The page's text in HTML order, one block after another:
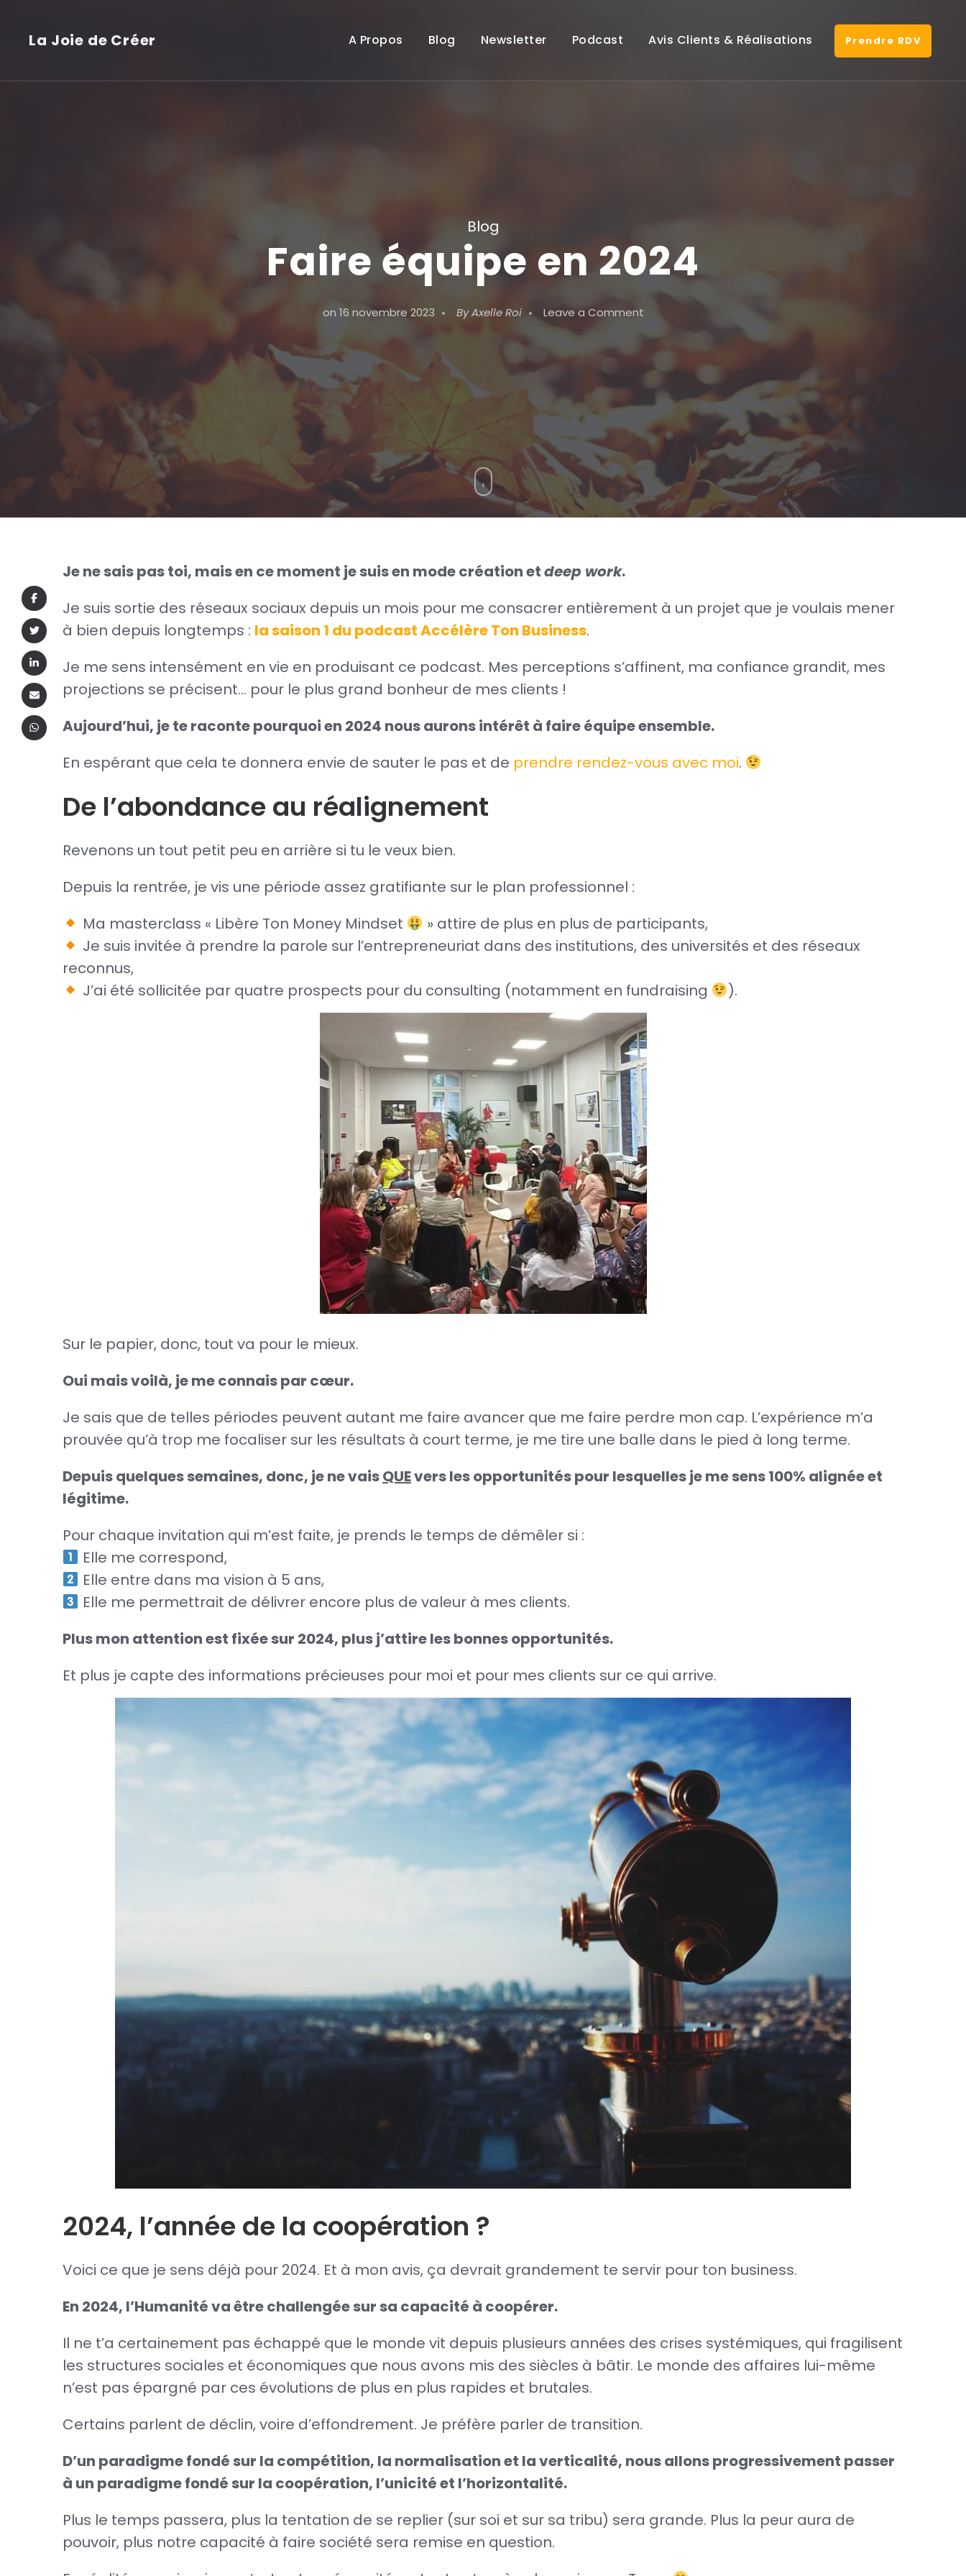
La Joie de Créer A Propos Blog Newsletter Podcast Avis Clients & Réalisations Prendre RDV
Blog
Faire équipe en 2024
on 16 novembre 2023 ByAxelle Roi Leave a Commenton
Faire
2024
Je ne sais pas toi, mais en ce moment je suis en mode création etdeep work.
Je suis sortie des réseaux sociaux depuis un mois pour me consacrer entièrement à un projet que je voulais mener
à bien depuis longtemps : la saison 1 du podcast Accélère Ton Business.
Je me sens intensément en vie en produisant ce podcast. Mes perceptions s’affinent, ma confiance grandit, mes
projections se précisent… pour le plus grand bonheur de mes clients !
Aujourd’hui, je te raconte pourquoi en 2024 nous aurons intérêt à faire équipe ensemble.
En espérant que cela te donnera envie de sauter le pas et de prendre rendez-vous avec moi.
De l’abondance au réalignement
Revenons un tout petit peu en arrière si tu le veux bien.
Depuis la rentrée, je vis une période assez gratifiante sur le plan professionnel :
Ma masterclass « Libère Ton Money Mindset
» attire de plus en plus de participants,
Je suis invitée à prendre la parole sur l’entrepreneuriat dans des institutions, des universités et des réseaux
reconnus,
J’ai été sollicitée par quatre prospects pour du consulting (notamment en fundraising
).
Sur le papier, donc, tout va pour le mieux.
Oui mais voilà, je me connais par cœur.
Je sais que de telles périodes peuvent autant me faire avancer que me faire perdre mon cap. L’expérience m’a
prouvée qu’à trop me focaliser sur les résultats à court terme, je me tire une balle dans le pied à long terme.
Depuis quelques semaines, donc, je ne vaisQUEvers les opportunités pour lesquelles je me sens 100% alignée et
légitime.
Pour chaque invitation qui m’est faite, je prends le temps de démêler si :
Elle me correspond,
Elle entre dans ma vision à 5 ans,
Elle me permettrait de délivrer encore plus de valeur à mes clients.
Plus mon attention est fixée sur 2024, plus j’attire les bonnes opportunités.
Et plus je capte des informations précieuses pour moi et pour mes clients sur ce qui arrive.
2024, l’année de la coopération ?
Voici ce que je sens déjà pour 2024. Et à mon avis, ça devrait grandement te servir pour ton business.
En 2024, l’Humanité va être challengée sur sa capacité à coopérer.
Il ne t’a certainement pas échappé que le monde vit depuis plusieurs années des crises systémiques, qui fragilisent
les structures sociales et économiques que nous avons mis des siècles à bâtir. Le monde des affaires lui-même
n’est pas épargné par ces évolutions de plus en plus rapides et brutales.
Certains parlent de déclin, voire d’effondrement. Je préfère parler de transition.
D’un paradigme fondé sur la compétition, la normalisation et la verticalité, nous allons progressivement passer
à un paradigme fondé sur la coopération, l’unicité et l’horizontalité.
Plus le temps passera, plus la tentation de se replier (sur soi et sur sa tribu) sera grande. Plus la peur aura de
pouvoir, plus notre capacité à faire société sera remise en question.